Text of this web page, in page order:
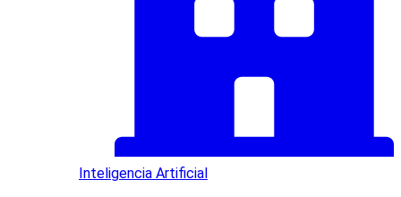
Inteligencia Artificial